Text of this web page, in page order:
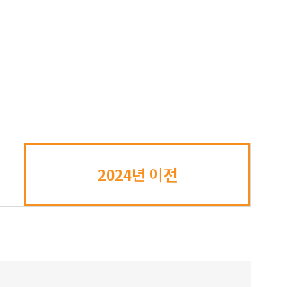
2024년 이전